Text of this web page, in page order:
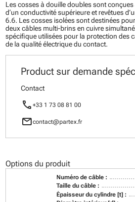
Les cosses à douille doubles sont
d‘un conductivité supérieure et revêtues
6.6. Les cosses isolées sont destinées
deux câbles multi-brins en cuivre
spécifique utilisées pour la protection des
de la qualité électrique du contact.
Product sur demande
Contact
call +33 1 73 08 81 00
mailcontact@partex.fr
Options du produit
Numéro de câble :
Taille du câble :
Épaisseur du cylindre [t] :